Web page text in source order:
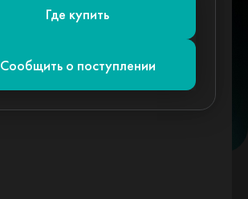
Где купить
Сообщить о поступлении